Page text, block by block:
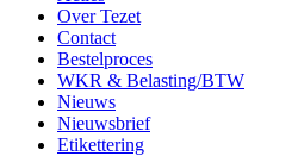
Over Tezet
Contact
Bestelproces
WKR & Belasting/BTW
Nieuws
Nieuwsbrief
Etikettering